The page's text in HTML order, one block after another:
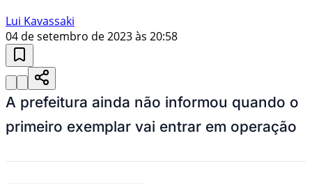
Lui Kavassaki
04 de setembro de 2023 às 20:58
A prefeitura ainda não informou quando o
primeiro exemplar vai entrar em operação